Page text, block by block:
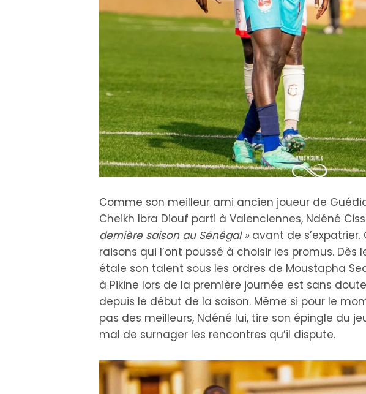
Comme son meilleur ami ancien joueur de
Cheikh Ibra Diouf parti à Valenciennes, Ndéné
dernière saison au Sénégal »avant de s’expatrier.
raisons qui l’ont poussé à choisir les promus. Dès
étale son talent sous les ordres de Moustapha
à Pikine lors de la première journée est sans
depuis le début de la saison. Même si pour le
pas des meilleurs, Ndéné lui, tire son épingle du
mal de surnager les rencontres qu’il dispute.